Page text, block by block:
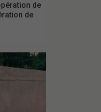
de
de